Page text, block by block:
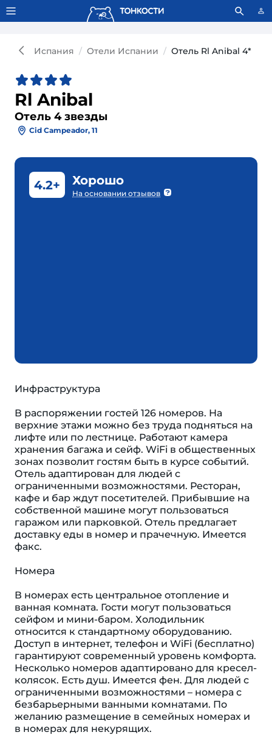
Тонкости используют сookie-файлы. Что это значит?
Испания Отели Испании Отель Rl Anibal 4*
Rl Anibal
Отель 4 звезды
Cid Campeador, 11
4.2+ Хорошо
На основании отзывов
Инфраструктура
В распоряжении гостей 126 номеров. На
верхние этажи можно без труда подняться на
лифте или по лестнице. Работают камера
хранения багажа и сейф. WiFi в общественных
зонах позволит гостям быть в курсе событий.
Отель адаптирован для людей с
ограниченными возможностями. Ресторан,
кафе и бар ждут посетителей. Прибывшие на
собственной машине могут пользоваться
гаражом или парковкой. Отель предлагает
доставку еды в номер и прачечную. Имеется
факс.
Номера
В номерах есть центральное отопление и
ванная комната. Гости могут пользоваться
сейфом и мини-баром. Холодильник
относится к стандартному оборудованию.
Доступ в интернет, телефон и WiFi (бесплатно)
гарантируют современный уровень комфорта.
Несколько номеров адаптировано для кресел-
колясок. Eсть душ. Имеется фен. Для людей с
ограниченными возможностями – номера с
безбарьерными ванными комнатами. По
желанию размещение в семейных номерах и
в номерах для некурящих.